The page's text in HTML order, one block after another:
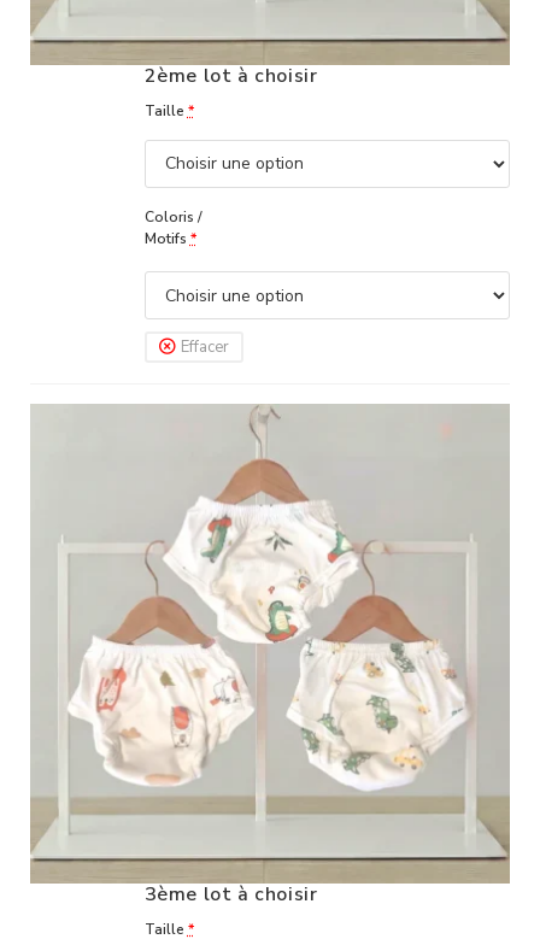
2ème lot à choisir
Taille *
Coloris /
Motifs *
Effacer
3ème lot à choisir
Taille *